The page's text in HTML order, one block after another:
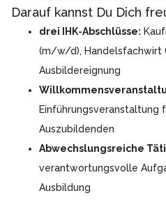
Darauf kannst Du Dich
drei IHK-Abschlüsse:
(m/w/d), Handelsfachwirt
Ausbildereignung
Einführungsveranstaltung
Auszubildenden
Abwechslungsreiche
verantwortungsvolle
Ausbildung